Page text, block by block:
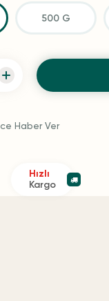
500 G
Haber Ver
Hızlı
Kargo